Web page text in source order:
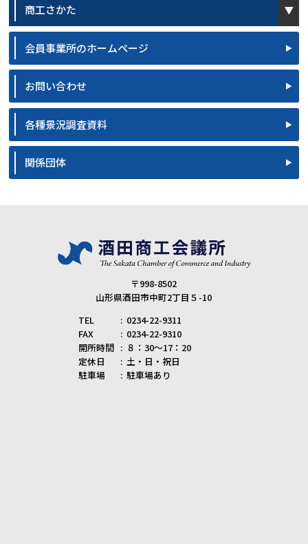
商工さかた
会員事業所のホームページ
お問い合わせ
各種景況調査資料
関係団体
〒998-8502
山形県酒田市中町2丁目５-10
TEL
0234-22-9311
FAX
0234-22-9310
開所時間
８：30～17：20
定休日
土・日・祝日
駐車場
駐車場あり